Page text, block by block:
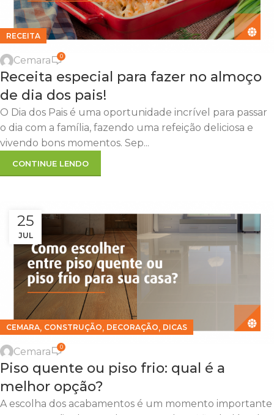
RECEITA
Cemara 0
Receita especial para fazer no almoço
de dia dos pais!
O Dia dos Pais é uma oportunidade incrível para passar
o dia com a família, fazendo uma refeição deliciosa e
vivendo bons momentos. Sep...
CONTINUE LENDO
25
JUL
CEMARA, CONSTRUÇÃO, DECORAÇÃO, DICAS
Cemara 0
Piso quente ou piso frio: qual é a
melhor opção?
A escolha dos acabamentos é um momento importante